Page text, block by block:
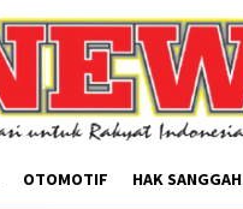
OTOMOTIF HAK SANGGAH